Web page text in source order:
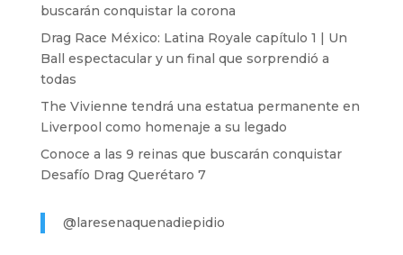
buscarán conquistar la corona
Drag Race México: Latina Royale capítulo 1 | Un
Ball espectacular y un final que sorprendió a
todas
The Vivienne tendrá una estatua permanente en
Liverpool como homenaje a su legado
Conoce a las 9 reinas que buscarán conquistar
Desafío Drag Querétaro 7
@laresenaquenadiepidio